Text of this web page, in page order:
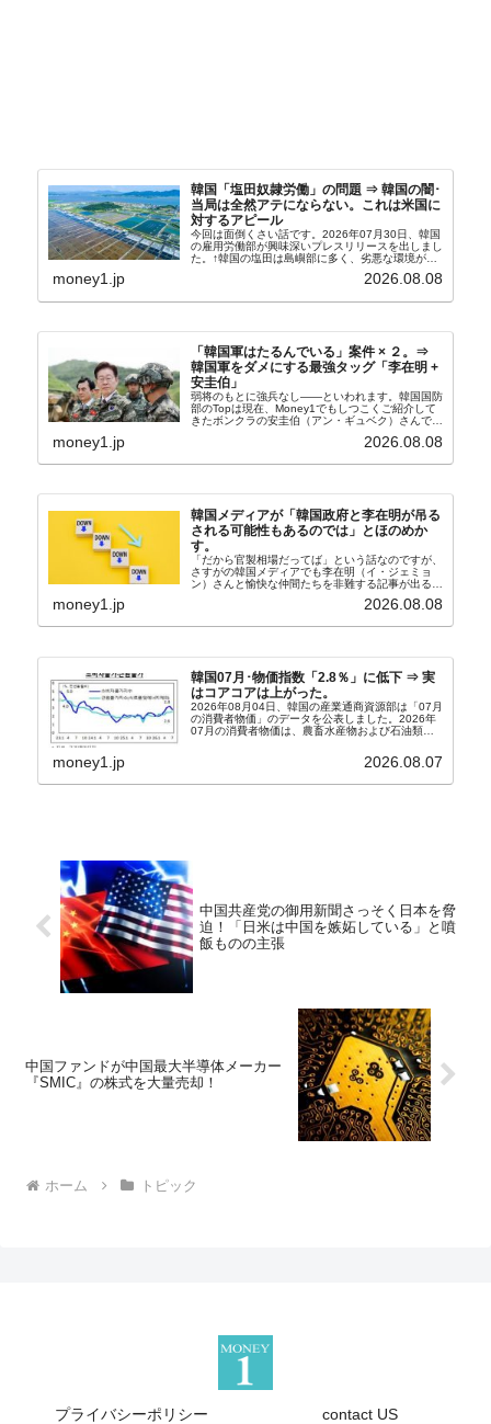
韓国「塩田奴隷労働」の問題 ⇒ 韓国の闇･
当局は全然アテにならない。これは米国に
対するアピール
今回は面倒くさい話です。2026年07月30日、韓国
の雇用労働部が興味深いプレスリリースを出しまし
た。↑韓国の塩田は島嶼部に多く、劣悪な環境が一
たといわれます（後述）。これは、いわゆる「塩田
money1.jp 2026.08.08
「韓国軍はたるんでいる」案件 × ２。⇒
韓国軍をダメにする最強タッグ「李在明 +
安圭伯」
弱将のもとに強兵なし――といわれます。韓国国防
部のTopは現在、Money1でもしつこくご紹介して
きたボンクラの安圭伯（アン・ギュベク）さんで
さんと「韓国初の文官上がり」の国防部長官安圭伯
money1.jp 2026.08.08
韓国メディアが「韓国政府と李在明が吊る
される可能性もあるのでは」とほのめか
す。
「だから官製相場だってば」という話なのですが、
さすがの韓国メディアでも李在明（イ・ジェミョ
ン）さんと愉快な仲間たちを非難する記事が出るよ
『朝鮮日報』に面白い記事が出ています。「東西南
money1.jp 2026.08.08
韓国07月･物価指数「2.8％」に低下 ⇒ 実
はコアコアは上がった。
2026年08月04日、韓国の産業通商資源部は「07月
の消費者物価」のデータを公表しました。2026年
07月の消費者物価は、農畜水産物および石油類の
2.8％上昇（06月は3.2％）となり、上昇率は前...
money1.jp 2026.08.07
中国共産党の御用新聞さっそく日本を脅
迫！「日米は中国を嫉妬している」と噴
飯ものの主張
中国ファンドが中国最大半導体メーカー
『SMIC』の株式を大量売却！
ホーム トピック
プライバシーポリシー contact US